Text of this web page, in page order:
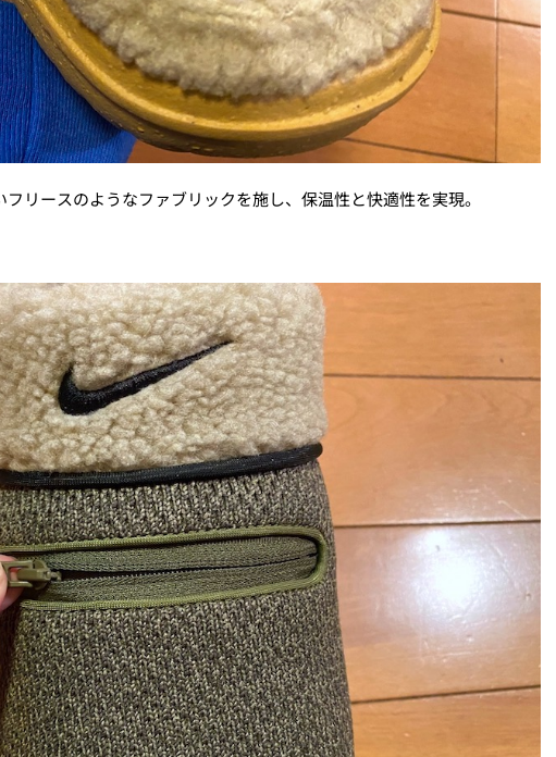
リースのようなファブリックを施し、保温性と快適性を実現。